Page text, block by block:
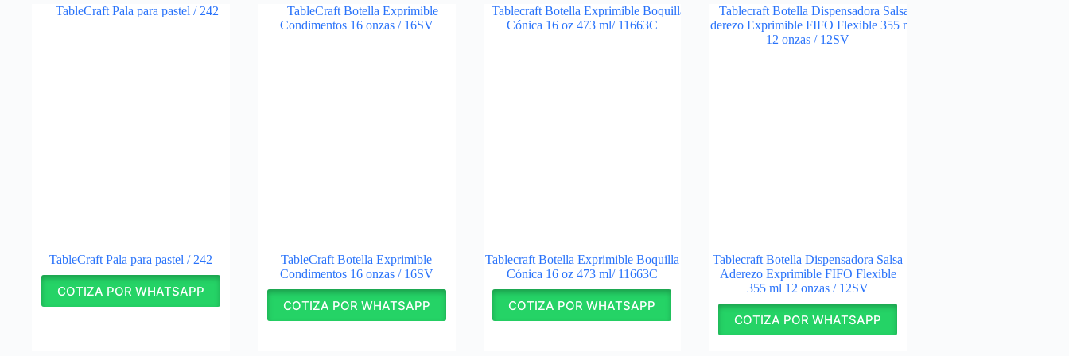
TableCraft Pala para pastel / 242
COTIZA POR WHATSAPP
TableCraft Botella Exprimible
Condimentos 16 onzas / 16SV
COTIZA POR WHATSAPP
Tablecraft Botella Exprimible Boquilla
Cónica 16 oz 473 ml/ 11663C
COTIZA POR WHATSAPP
Tablecraft Botella Dispensadora Salsa
Aderezo Exprimible FIFO Flexible
355 ml 12 onzas / 12SV
COTIZA POR WHATSAPP